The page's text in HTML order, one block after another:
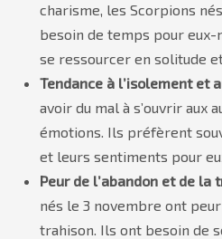
charisme, les Scorpions
besoin de temps pour
se ressourcer en solitude
Tendance à l’isolement et
avoir du mal à s’ouvrir aux
émotions. Ils préfèrent
et leurs sentiments pour
Peur de l’abandon et de la
nés le 3 novembre ont
trahison. Ils ont besoin de